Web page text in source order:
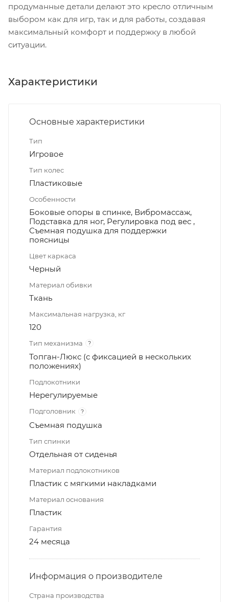
продуманные детали делают это кресло отличным
выбором как для игр, так и для работы, создавая
максимальный комфорт и поддержку в любой
ситуации.
Характеристики
Основные характеристики
Тип
Игровое
Тип колес
Пластиковые
Особенности
Боковые опоры в спинке, Вибромассаж,
Подставка для ног, Регулировка под вес ,
Съемная подушка для поддержки
поясницы
Цвет каркаса
Черный
Материал обивки
Ткань
Максимальная нагрузка, кг
120
Тип механизма ?
Топган-Люкс (с фиксацией в нескольких
положениях)
Подлокотники
Нерегулируемые
Подголовник ?
Съемная подушка
Тип спинки
Отдельная от сиденья
Материал подлокотников
Пластик с мягкими накладками
Материал основания
Пластик
Гарантия
24 месяца
Информация о производителе
Страна производства